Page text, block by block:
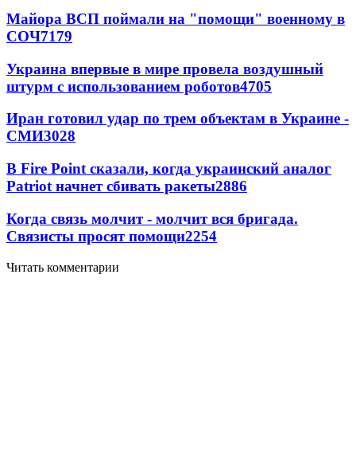
Майора ВСП поймали на "помощи" военному в
СОЧ7179
Украина впервые в мире провела воздушный
штурм с использованием роботов4705
Иран готовил удар по трем объектам в Украине -
СМИ3028
В Fire Point сказали, когда украинский аналог
Patriot начнет сбивать ракеты2886
Когда связь молчит - молчит вся бригада.
Связисты просят помощи2254
Читать комментарии